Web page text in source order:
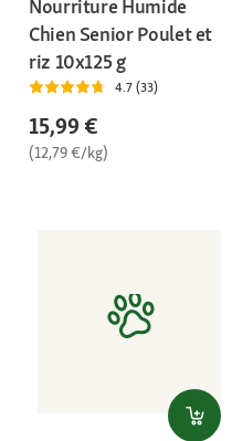
Nourriture Humide
Chien Senior Poulet et
riz 10x125 g
4.7 (33)
15,99 €
(12,79 €/kg)